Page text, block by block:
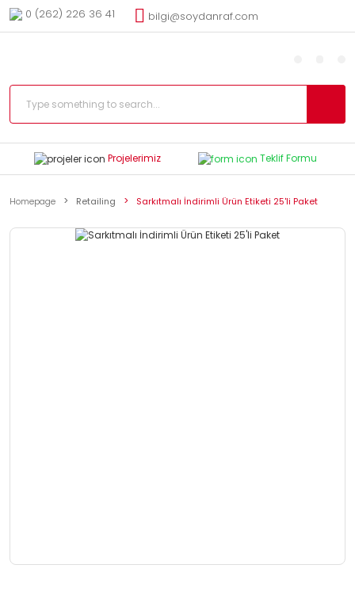
0 (262) 226 36 41 bilgi@soydanraf.com
Projelerimiz Teklif Formu
Homepage Retailing Sarkıtmalı İndirimli Ürün Etiketi 25'li Paket